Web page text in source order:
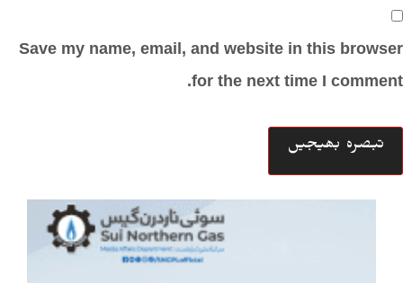
Save my name, email, and website in this browser
for the next time I comment.